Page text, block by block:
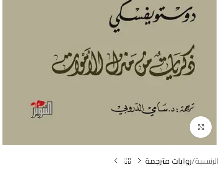
Click to enlarge
الرئيسية روايات مترجمة